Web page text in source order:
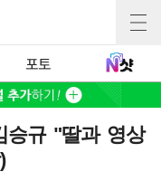
포토
승규 "딸과 영상